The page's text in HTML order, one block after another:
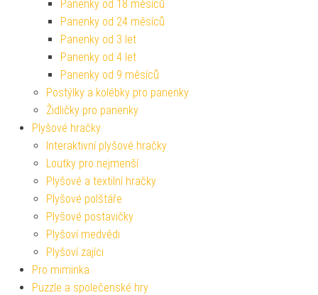
Panenky od 18 měsíců
Panenky od 24 měsíců
Panenky od 3 let
Panenky od 4 let
Panenky od 9 měsíců
Postýlky a kolébky pro panenky
Židličky pro panenky
Plyšové hračky
Interaktivní plyšové hračky
Loutky pro nejmenší
Plyšové a textilní hračky
Plyšové polštáře
Plyšové postavičky
Plyšoví medvědi
Plyšoví zajíci
Pro miminka
Puzzle a společenské hry